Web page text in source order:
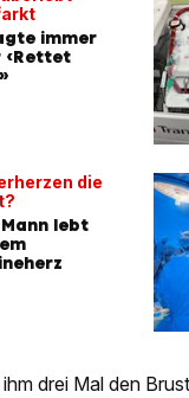
immer
‹Rettet
die
lebt
drei Mal den